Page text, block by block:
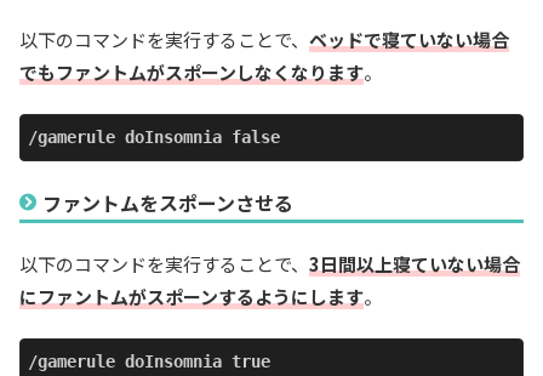
以下のコマンドを実行することで、 ベッドで寝ていない場合
でもファントムがスポーンしなくなります。
/gamerule doInsomnia false
ファントムをスポーンさせる
以下のコマンドを実行することで、 3日間以上寝ていない場合
にファントムがスポーンするようにします。
/gamerule doInsomnia true